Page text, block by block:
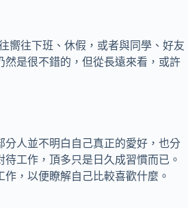
嚮往下班、休假，或者與同學、好友
是很不錯的，但從長遠來看，或許
人並不明白自己真正的愛好，也分
工作，頂多只是日久成習慣而已。
，以便瞭解自己比較喜歡什麼。